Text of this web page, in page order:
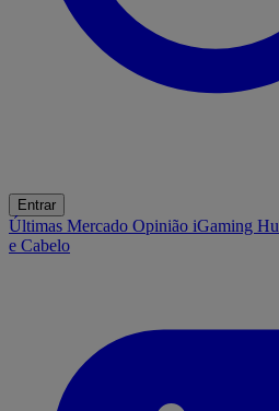
Entrar
Últimas Mercado Opinião iGaming
e Cabelo